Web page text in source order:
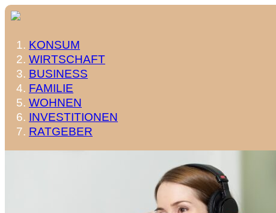
KONSUM
WIRTSCHAFT
BUSINESS
FAMILIE
WOHNEN
INVESTITIONEN
RATGEBER